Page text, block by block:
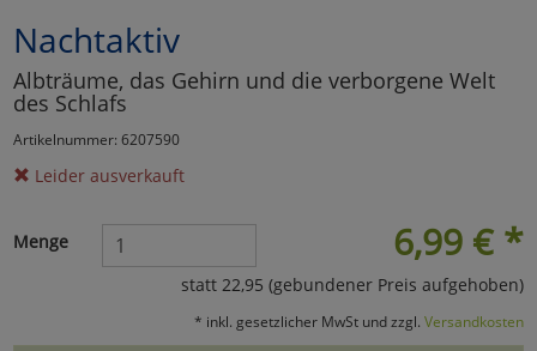
Nachtaktiv
Albträume, das Gehirn und die verborgene Welt
des Schlafs
Artikelnummer: 6207590
Leider ausverkauft
6,99 € *
Menge
statt 22,95 (gebundener Preis aufgehoben)
* inkl. gesetzlicher MwSt und zzgl. Versandkosten
Marketing
Umfragetools